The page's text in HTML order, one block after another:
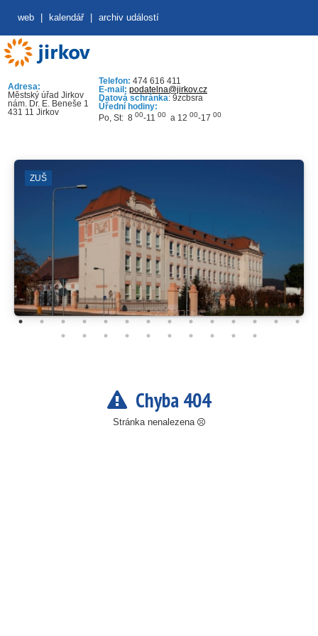
web kalendář archiv událostí
Adresa:
Městský úřad Jirkov
nám. Dr. E. Beneše 1
431 11 Jirkov
Telefon: 474 616 411
E-mail: podatelna@jirkov.cz
Datová schránka: 9zcbsra
Úřední hodiny:
Po, St: 8 00-11 00 a 12 00-17 00
ZUŠ
Chyba 404
Stránka nenalezena